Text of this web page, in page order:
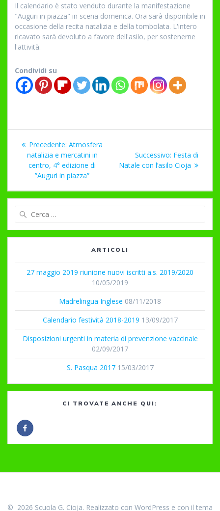
Il calendario è stato venduto durante la manifestazione
"Auguri in piazza" in scena domenica. Ora sarà disponibile in
occasione della recita natalizia e della tombolata. L'intero
ricavato sarà devoluto a favore dell'asilo, per sostenerne
l'attività.
Condividi su
Navigazione
articoli
Precedente: Articolo
precedente:
Atmosfera
natalizia e mercatini in
centro, 4° edizione di
”Auguri in piazza”
Successivo: Articolo
successivo:
Festa di
Natale con l’asilo Cioja
ARTICOLI
27 maggio 2019 riunione nuovi iscritti a.s. 2019/2020
10/05/2019
Madrelingua Inglese 08/11/2018
Calendario festività 2018-2019 13/09/2017
Disposizioni urgenti in materia di prevenzione vaccinale
02/09/2017
S. Pasqua 2017 15/03/2017
CI TROVATE ANCHE QUI:
© 2026 Scuola G. Cioja. Realizzato con WordPress e con il tema